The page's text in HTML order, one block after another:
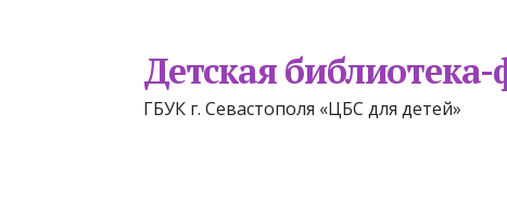
Детская
ГБУК г. Севастополя «ЦБС для детей»